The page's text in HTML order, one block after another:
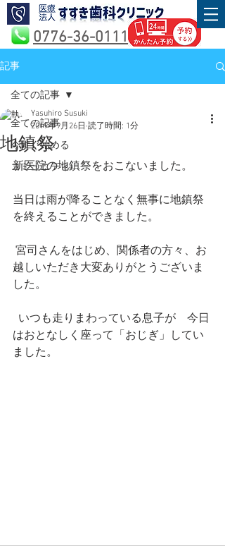
0776-36-0111
記事
全ての記事
今すぐ始める
コミュニティ
全ての記事
地鎮祭
Yasuhiro Susuki
2019年9月26日 読了時間: 1分
新医院の地鎮祭をおこないました。
当日は雨が降ることなく無事に地鎮祭
を終えることができました。
越しいただき大変ありがとうございま
した。
はおとなしく座って「おじぎ」してい
ました。